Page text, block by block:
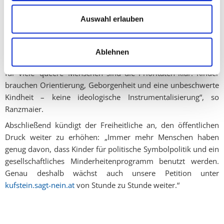
Auswahl erlauben
Ablehnen
Land entfernt haben“, erklärt er nicht ohne die HOSI darauf
hinzuweisen, „dass auch viele von ihr in aktivistische
Geiselhaft genommenen homosexuelle Menschen in dieser,
für viele 'queere' Menschen sind die Prioritäten klar: Kinder
brauchen Orientierung, Geborgenheit und eine unbeschwerte
Kindheit – keine ideologische Instrumentalisierung“, so
Ranzmaier.
Abschließend kündigt der Freiheitliche an, den öffentlichen
Druck weiter zu erhöhen: „Immer mehr Menschen haben
genug davon, dass Kinder für politische Symbolpolitik und ein
gesellschaftliches Minderheitenprogramm benutzt werden.
Genau deshalb wächst auch unsere Petition unter
kufstein.sagt-nein.at von Stunde zu Stunde weiter.“